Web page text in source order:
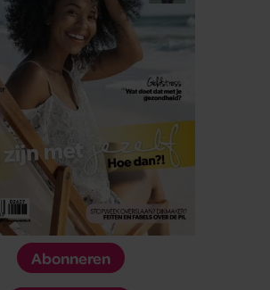
Abonneren